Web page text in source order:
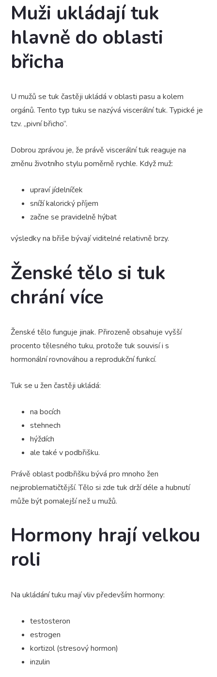
Muži ukládají tuk
hlavně do oblasti
břicha
U mužů se tuk častěji ukládá v oblasti pasu a kolem
orgánů. Tento typ tuku se nazývá viscerální tuk. Typické je
tzv. „pivní břicho“.
Dobrou zprávou je, že právě viscerální tuk reaguje na
změnu životního stylu poměrně rychle. Když muž:
upraví jídelníček
sníží kalorický příjem
začne se pravidelně hýbat
výsledky na břiše bývají viditelné relativně brzy.
Ženské tělo si tuk
chrání více
Ženské tělo funguje jinak. Přirozeně obsahuje vyšší
procento tělesného tuku, protože tuk souvisí i s
hormonální rovnováhou a reprodukční funkcí.
Tuk se u žen častěji ukládá:
na bocích
stehnech
hýždích
ale také v podbřišku.
Právě oblast podbřišku bývá pro mnoho žen
nejproblematičtější. Tělo si zde tuk drží déle a hubnutí
může být pomalejší než u mužů.
Hormony hrají velkou
roli
Na ukládání tuku mají vliv především hormony:
testosteron
estrogen
kortizol (stresový hormon)
inzulin